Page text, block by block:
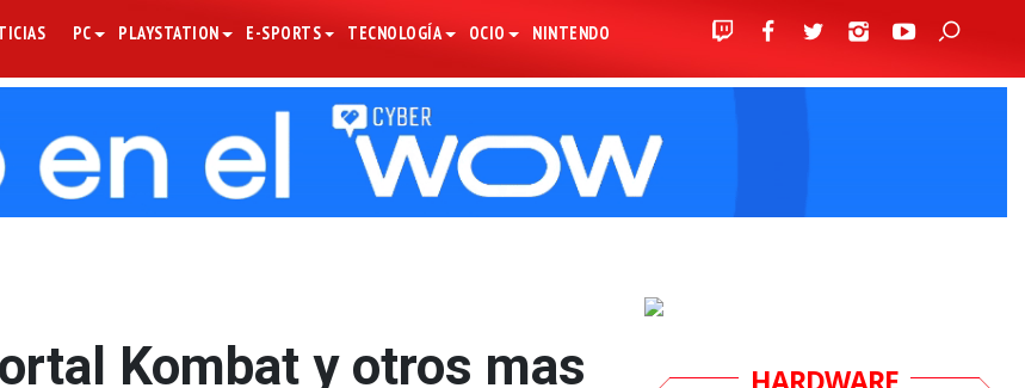
PC PLAYSTATION E-SPORTS TECNOLOGÍA OCIO NINTENDO
Kombat y otros mas